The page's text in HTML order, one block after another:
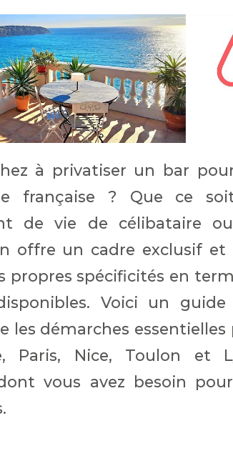
à privatiser un bar
française ? Que ce
de vie de célibataire
offre un cadre exclusif et
propres spécificités en
Voici un
les démarches
Paris, Nice, Toulon et
vous avez besoin